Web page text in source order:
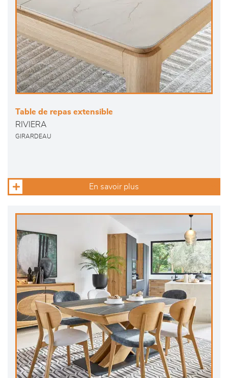
Table de repas extensible
RIVIERA
GIRARDEAU
En savoir plus